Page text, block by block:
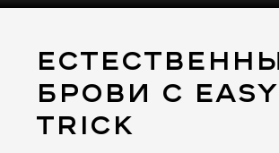
брови с Easy
Trick